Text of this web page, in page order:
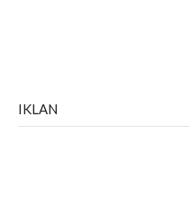
IKLAN